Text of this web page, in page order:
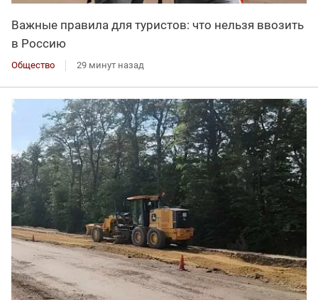
Важные правила для туристов: что нельзя ввозить
в Россию
Общество 29 минут назад